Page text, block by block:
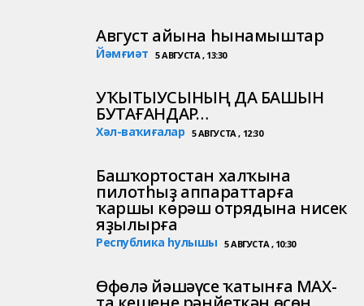
Август айына һынамыштар
Йәмғиәт 5 АВГУСТА , 13:30
УҠЫТЫУСЫНЫҢ ДА БАШЫН
БУТАҒАНДАР…
Хәл-ваҡиғалар 5 АВГУСТА , 12:30
Башҡортостан халҡына
пилотһыҙ аппараттарға
ҡаршы көрәш отрядына нисек
яҙылырға
Республика һулышы 5 АВГУСТА , 10:30
Өфөлә йәшәүсе ҡатынға МАХ-